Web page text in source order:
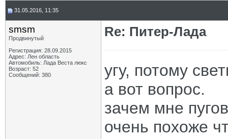
31.05.2016, 11:35
smsm
Продвинутый
Регистрация: 28.09.2015
Адрес: Лен область
Автомобиль: Лада Веста люкс
Возраст: 52
Сообщений: 380
Re: Питер-Лада
угу, потому
а вот вопрос.
зачем мне
очень похоже